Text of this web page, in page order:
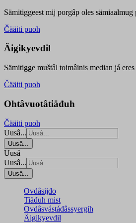
Sämitiggeest mij porgâp oles
Čääiti puoh
Äigikyevdil
Sämitigge muštâl toimâinis median já
Čääiti puoh
Ohtâvuotâtiäđuh
Čääiti puoh
Uusâ...
Uusâ...
Uusâ
Uusâ...
Uusâ...
Ovdâsijđo
Tiäđuh mist
Ovdâsvástádâssyergih
Äigikyevdil